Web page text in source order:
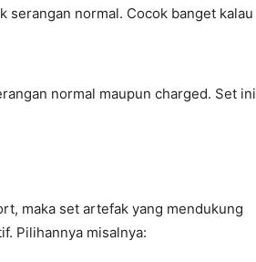
serangan normal. Cocok banget kalau
normal maupun charged. Set ini
maka set artefak yang mendukung
Pilihannya misalnya: